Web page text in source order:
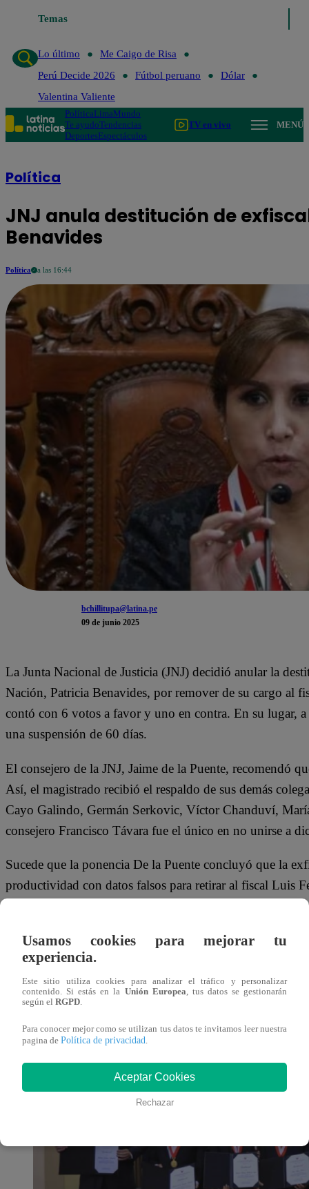
Temas
Lo último
Me Caigo de Risa
Perú Decide 2026
Fútbol peruano
Dólar
Valentina Valiente
PolíticaLimaMundo
Te ayudoTendencias
DeportesEspectáculos
TV en vivo MENÚ
Política
JNJ anula destitución de
Benavides
Política a las 16:44
bchillitupa@latina.pe
09 de junio 2025
La Junta Nacional de Justicia (JNJ) decidió anular la
Nación, Patricia Benavides, por remover de su cargo al
contó con 6 votos a favor y uno en contra. En su lugar,
una suspensión de 60 días.
El consejero de la JNJ, Jaime de la Puente, recomendó
Así, el magistrado recibió el respaldo de sus demás
Cayo Galindo, Germán Serkovic, Víctor Chanduví,
consejero Francisco Távara fue el único en no unirse a
Sucede que la ponencia De la Puente concluyó que la
productividad con datos falsos para retirar al fiscal Luis
Transitoria Especializada en Delitos Cometidos por
No obstante, agregó que no se pudo verificar que, con
situaciones de humillación o trato degradante, ni
existencia de coacción en el ámbito laboral.
Usamos cookies para mejorar tu
experiencia.
Este sitio utiliza cookies para analizar el tráfico y personalizar
contenido. Si estás en la Unión Europea, tus datos se gestionarán
según el RGPD.
Para conocer mejor como se utilizan tus datos te invitamos leer nuestra
pagina de Política de privacidad.
Aceptar Cookies
Rechazar